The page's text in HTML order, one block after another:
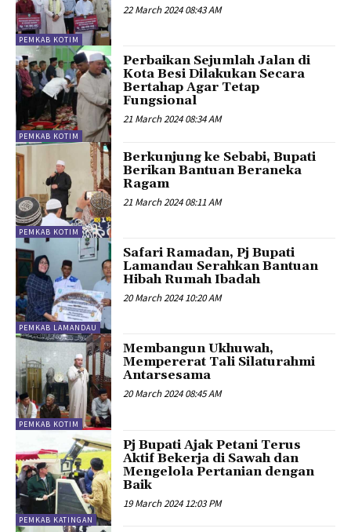
PEMKAB KOTIM
22 March 2024 08:43 AM
PEMKAB KOTIM
Perbaikan Sejumlah Jalan di
Kota Besi Dilakukan Secara
Bertahap Agar Tetap
Fungsional
21 March 2024 08:34 AM
PEMKAB KOTIM
Berkunjung ke Sebabi, Bupati
Berikan Bantuan Beraneka
Ragam
21 March 2024 08:11 AM
PEMKAB LAMANDAU
Safari Ramadan, Pj Bupati
Lamandau Serahkan Bantuan
Hibah Rumah Ibadah
20 March 2024 10:20 AM
PEMKAB KOTIM
Membangun Ukhuwah,
Mempererat Tali Silaturahmi
Antarsesama
20 March 2024 08:45 AM
PEMKAB KATINGAN
Pj Bupati Ajak Petani Terus
Aktif Bekerja di Sawah dan
Mengelola Pertanian dengan
Baik
19 March 2024 12:03 PM